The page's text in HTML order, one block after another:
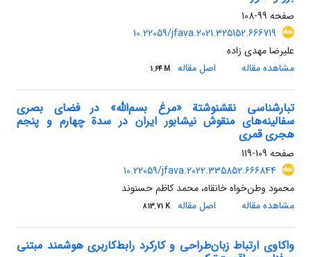
صفحه 99-108
10.22059/jfava.2021.325152.666719
علیرضا مهدی زاده
مشاهده مقاله
اصل مقاله 1.64 M
تبارشناسی نقشنوشتة «مرغ بسم‌الله» در فضای بصری
سفالینه‌های منقوش نیشابور ایران در سدة چهارم و پنجم
هجری قمری
صفحه 109-119
10.22059/jfava.2022.335852.666844
محمود وطن‌خواه خانقاه، محمد کاظم حسنوند
مشاهده مقاله
اصل مقاله 813.71 K
واکاوی ارتباط زبان‌طراحی و کارکرد رابط‌کاربری هوشمند مبتنی